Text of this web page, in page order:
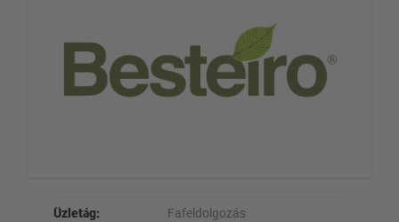
Üzletág: Fafeldolgozás